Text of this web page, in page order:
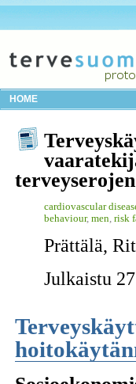
HOME
cardiovascular
behaviour, men risk
Prättälä,
Julkaistu